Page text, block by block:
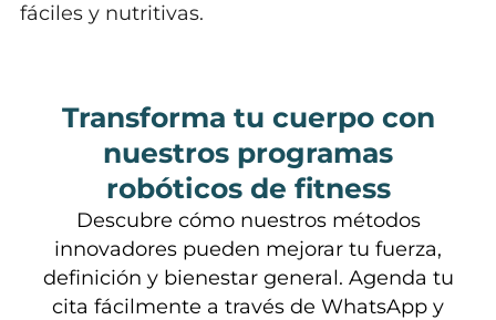
fáciles y nutritivas.
Transforma tu cuerpo con
nuestros programas
robóticos de fitness
Descubre cómo nuestros métodos
innovadores pueden mejorar tu fuerza,
definición y bienestar general. Agenda tu
cita fácilmente a través de WhatsApp y